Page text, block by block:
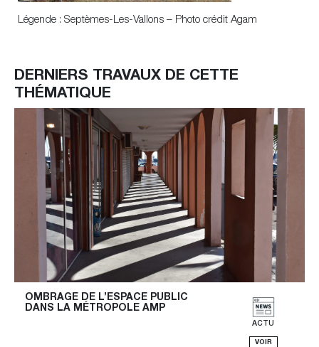
Légende : Septèmes-Les-Vallons – Photo crédit Agam
DERNIERS TRAVAUX DE CETTE
THÉMATIQUE
OMBRAGE DE L’ESPACE PUBLIC
DANS LA MÉTROPOLE AMP
ACTU
VOIR